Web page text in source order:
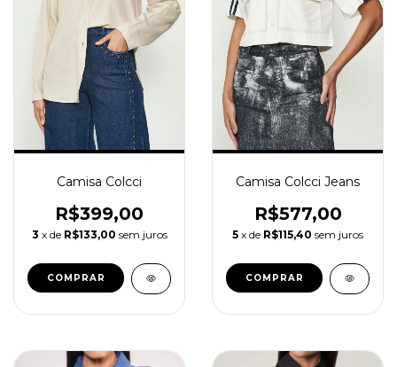
Camisa Colcci
R$399,00
3 x de R$133,00 sem juros
COMPRAR
Camisa Colcci Jeans
R$577,00
5 x de R$115,40 sem juros
COMPRAR